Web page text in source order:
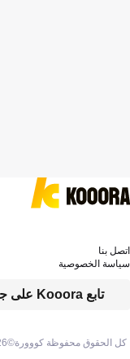
كل الحقوق محفوظة كووورة©
تابع Kooora على جوجل
اتصل بنا
سياسة الخصوصية